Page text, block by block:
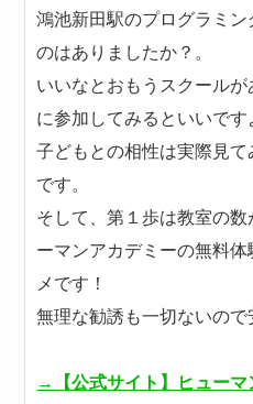
鴻池新田駅のプログラミ
のはありましたか？。
いいなとおもうスクール
に参加してみるといいです
子どもとの相性は実際見
です。
そして、第１歩は教室の数
ーマンアカデミーの無料
メです！
無理な勧誘も一切ないので
→【公式サイト】ヒューマ